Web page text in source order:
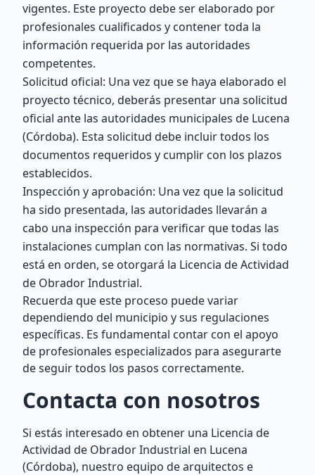
vigentes. Este proyecto debe ser elaborado por
profesionales cualificados y contener toda la
información requerida por las autoridades
competentes.
Solicitud oficial: Una vez que se haya elaborado el
proyecto técnico, deberás presentar una solicitud
oficial ante las autoridades municipales de Lucena
(Córdoba). Esta solicitud debe incluir todos los
documentos requeridos y cumplir con los plazos
establecidos.
Inspección y aprobación: Una vez que la solicitud
ha sido presentada, las autoridades llevarán a
cabo una inspección para verificar que todas las
instalaciones cumplan con las normativas. Si todo
está en orden, se otorgará la Licencia de Actividad
de Obrador Industrial.
Recuerda que este proceso puede variar
dependiendo del municipio y sus regulaciones
específicas. Es fundamental contar con el apoyo
de profesionales especializados para asegurarte
de seguir todos los pasos correctamente.
Contacta con nosotros
Si estás interesado en obtener una Licencia de
Actividad de Obrador Industrial en Lucena
(Córdoba), nuestro equipo de arquitectos e